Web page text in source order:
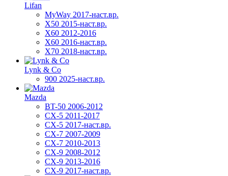
Lifan
MyWay 2017-наст.вр.
X50 2015-наст.вр.
X60 2012-2016
X60 2016-наст.вр.
X70 2018-наст.вр.
Lynk & Co
900 2025-наст.вр.
Mazda
BT-50 2006-2012
CX-5 2011-2017
CX-5 2017-наст.вр.
CX-7 2007-2009
CX-7 2010-2013
CX-9 2008-2012
CX-9 2013-2016
CX-9 2017-наст.вр.